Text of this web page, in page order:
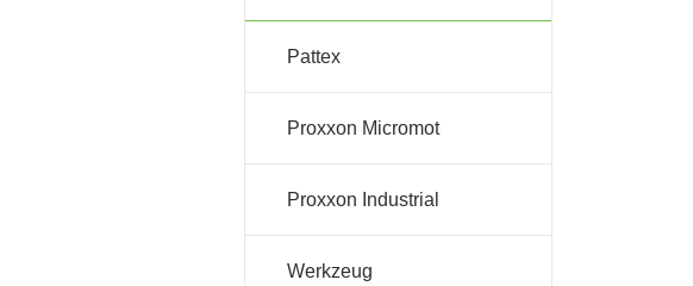
Pattex
Proxxon Micromot
Proxxon Industrial
Werkzeug